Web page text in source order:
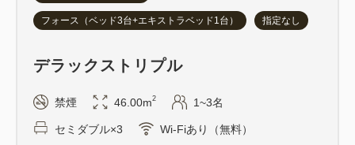
フォース（ベッド3台+エキストラベッド1台） 指定なし
デラックストリプル
禁煙 46.00m2 1~3名
セミダブル×3 Wi-Fiあり（無料）